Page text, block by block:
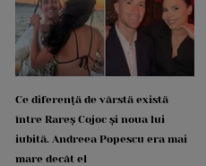
Ce diferență de vârstă există
între Rareș Cojoc și noua lui
iubită. Andreea Popescu era mai
mare decât el